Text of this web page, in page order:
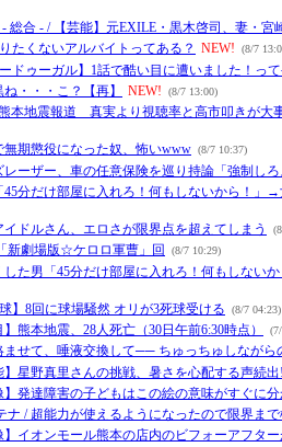
総合 - / 【芸能】元EXILE・黒木啓司、妻・
たくないアルバイトってある？ NEW! (8/7
ドゥーガル】1話で酷い目に遭いました！っ
・・・こ？【再】
NEW! (8/7 13:00)
熊本地震報道 真実より視聴率と高市叩きが
無期懲役になった奴、怖いwww (8/7 10:37)
レーザー、車の任意保険を巡り持論「強制し
45分だけ部屋に入れろ！何もしないから！
ドルさん、エロさが限界点を超えてしまう
新劇場版☆ケロロ軍曹」回 (8/7 10:29)
した男「45分だけ部屋に入れろ！何もしな
】8回に球場騒然 オリが3死球受ける (8/7 04:23)
熊本地震、28人死亡（30日午前6:30時点）
ませて、唾液交換して── ちゅっちゅしながら
星野真里さんの挑戦、暑さを心配する声続
発達障害の子どもはこの絵の意味がすぐに
ナ / 超能力が使えるようになったので限界ま
イオンモール熊本の店内のビフォーアフタ